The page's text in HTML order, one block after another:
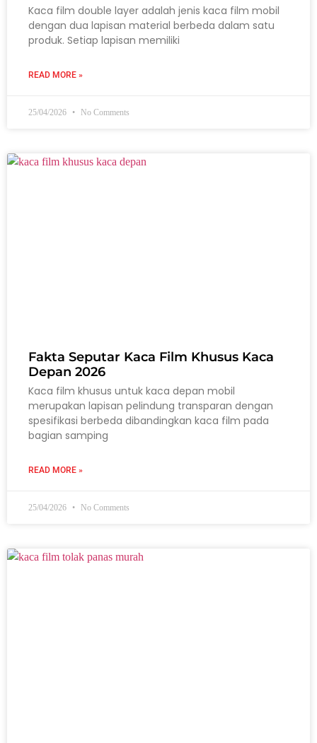
Kaca film double layer adalah jenis kaca film mobil
dengan dua lapisan material berbeda dalam satu
produk. Setiap lapisan memiliki
READ MORE »
25/04/2026 No Comments
Fakta Seputar Kaca Film Khusus Kaca
Depan 2026
Kaca film khusus untuk kaca depan mobil
merupakan lapisan pelindung transparan dengan
spesifikasi berbeda dibandingkan kaca film pada
bagian samping
READ MORE »
25/04/2026 No Comments